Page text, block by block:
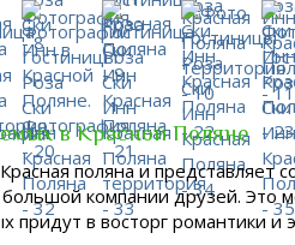
в Красной Поляне
поляна и представляет
компании друзей. Это
в восторг романтики и